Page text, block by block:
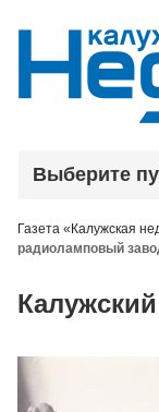
Выберите
Газета «Калужская
радиоламповый